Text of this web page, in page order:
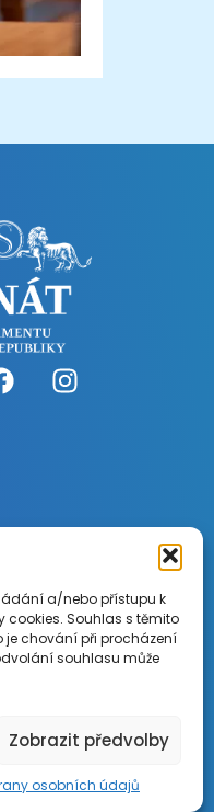
a/nebo přístupu k
Souhlas s těmito
chování při procházení
souhlasu může
Zobrazit předvolby
osobních údajů
s.r.o.